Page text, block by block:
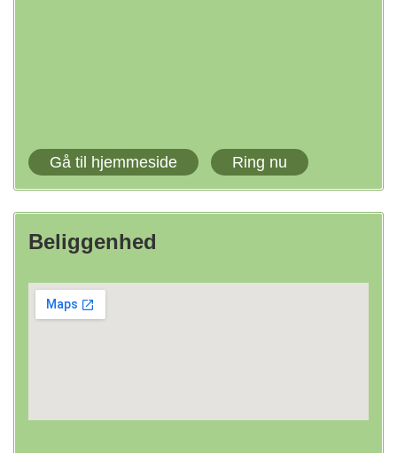
Gå til hjemmeside Ring nu
Beliggenhed